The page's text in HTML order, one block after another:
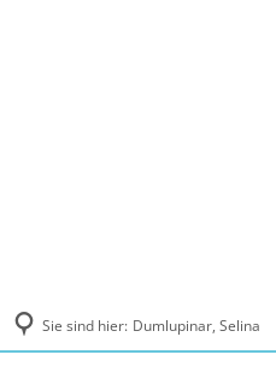
Sie sind hier: Dumlupinar, Selina